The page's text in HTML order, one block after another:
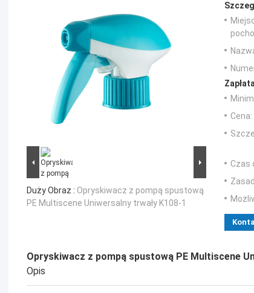
Duży Obraz : Opryskiwacz z pompą spustową
PE Multiscene Uniwersalny trwały K108-1
Cena:
Czas
Opryskiwacz z pompą spustową PE Multiscene
Opis